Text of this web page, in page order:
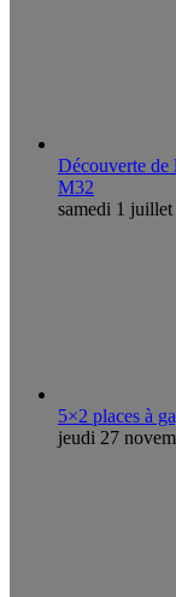
Découverte
M32
samedi 1
5×2 places à
jeudi 27